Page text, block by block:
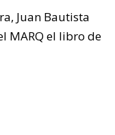
Juan Bautista
MARQ el libro de